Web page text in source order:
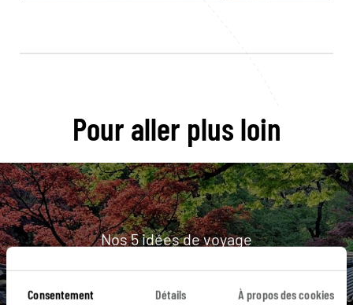
Consentement Détails À propos des cookies
Pour aller plus loin
Nos 5 idées de voyage